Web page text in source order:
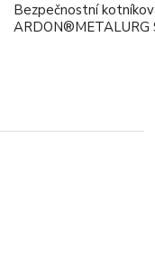
Bezpečnostní
ARDON®METALURG